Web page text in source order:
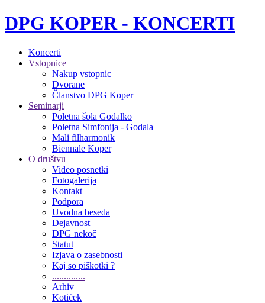
DPG KOPER - KONCERTI
Koncerti
Vstopnice
Nakup vstopnic
Dvorane
Članstvo DPG Koper
Seminarji
Poletna šola Godalko
Poletna Simfonija - Godala
Mali filharmonik
Biennale Koper
O društvu
Video posnetki
Fotogalerija
Kontakt
Podpora
Uvodna beseda
Dejavnost
DPG nekoč
Statut
Izjava o zasebnosti
Kaj so piškotki ?
..............
Arhiv
Kotiček